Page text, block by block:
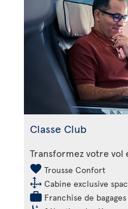
Classe Club
Transformez votre vol
Trousse Confort
Cabine exclusive
Franchise de